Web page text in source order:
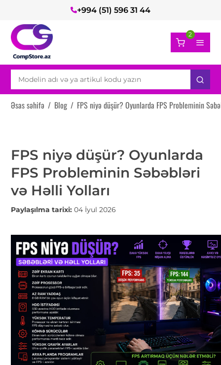
+994 (51) 596 31 44
2
Əsas səhifə / Blog / FPS niyə düşür? Oyunlarda FPS Probleminin
FPS niyə düşür? Oyunlarda
FPS Probleminin Səbəbləri
və Həlli Yolları
Paylaşılma tarixi:04 İyul 2026